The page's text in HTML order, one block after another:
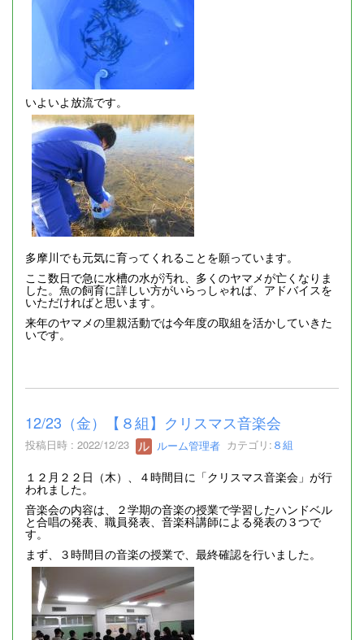
いよいよ放流です。
多摩川でも元気に育ってくれることを願っています。
ここ数日で急に水槽の水が汚れ、多くのヤマメが亡くなりま
した。魚の飼育に詳しい方がいらっしゃれば、アドバイスを
いただければと思います。
来年のヤマメの里親活動では今年度の取組を活かしていきた
いです。
12/23（金）【８組】クリスマス音楽会
投稿日時 : 2022/12/23 ルーム管理者 カテゴリ: ８組
１２月２２日（木）、４時間目に「クリスマス音楽会」が行
われました。
音楽会の内容は、２学期の音楽の授業で学習したハンドベル
と合唱の発表、職員発表、音楽科講師による発表の３つで
す。
まず、３時間目の音楽の授業で、最終確認を行いました。